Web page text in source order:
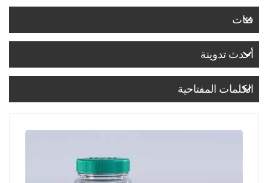
Français
Deutsch
Italiano
فئات
أحدث تدوينة
الكلمات المفتاحية